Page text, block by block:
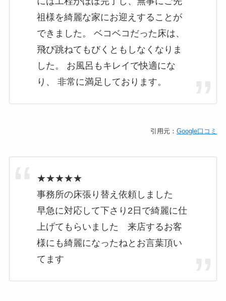
祖様を綺麗な家にお迎えすることが
できました。 ベコベコだった床は、
飛び跳ねてもびくともしなくなりま
した。 お風呂もキレイで快適にな
り、 非常に満足しております。
引用元：Google口コミ
★★★★★
事務所の床張り替え依頼しました
早急に対応して下さり2日で綺麗に仕
上げてもらいました 来店するお客
様にも綺麗になったねとお言葉頂い
てます